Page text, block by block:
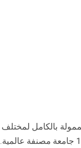
السعودية والممولة بالكامل
الدوليين من جميع أنحاء العالم. حيث تم تصنيف أكثر من 20 جامعة عربية سعودية من